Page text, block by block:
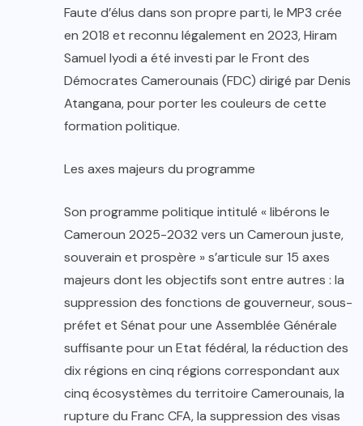
Faute d’élus dans son propre parti, le MP3 crée
en 2018 et reconnu légalement en 2023, Hiram
Samuel Iyodi a été investi par le Front des
Démocrates Camerounais (FDC) dirigé par Denis
Atangana, pour porter les couleurs de cette
formation politique.
Les axes majeurs du programme
Son programme politique intitulé « libérons le
Cameroun 2025-2032 vers un Cameroun juste,
souverain et prospère » s’articule sur 15 axes
majeurs dont les objectifs sont entre autres : la
suppression des fonctions de gouverneur, sous-
préfet et Sénat pour une Assemblée Générale
suffisante pour un Etat fédéral, la réduction des
dix régions en cinq régions correspondant aux
cinq écosystèmes du territoire Camerounais, la
rupture du Franc CFA, la suppression des visas